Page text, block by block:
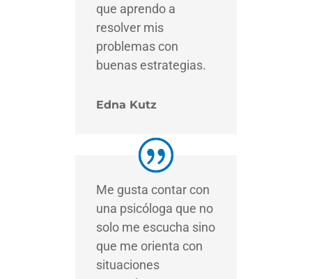
que aprendo a
resolver mis
problemas con
buenas estrategias.
Edna Kutz
Me gusta contar con
una psicóloga que no
solo me escucha sino
que me orienta con
situaciones